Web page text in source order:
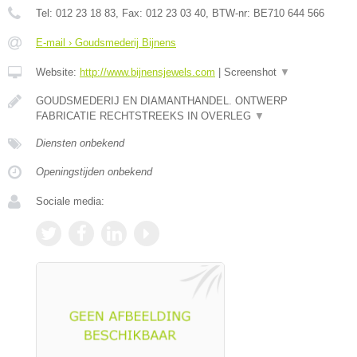
Tel: 012 23 18 83, Fax: 012 23 03 40, BTW-nr: BE710 644 566
E-mail › Goudsmederij Bijnens
Website: http://www.bijnensjewels.com Screenshot ▼
GOUDSMEDERIJ EN DIAMANTHANDEL. ONTWERP
FABRICATIE RECHTSTREEKS IN OVERLEG ▼
Diensten onbekend
Openingstijden onbekend
Sociale media: